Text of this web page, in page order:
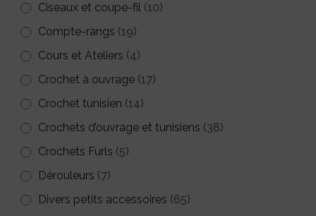
Ciseaux et coupe-fil (10)
Compte-rangs (19)
Cours et Ateliers (4)
Crochet à ouvrage (17)
Crochet tunisien (14)
Crochets d’ouvrage et tunisiens (38)
Crochets Furls (5)
Dérouleurs (7)
Divers petits accessoires (65)